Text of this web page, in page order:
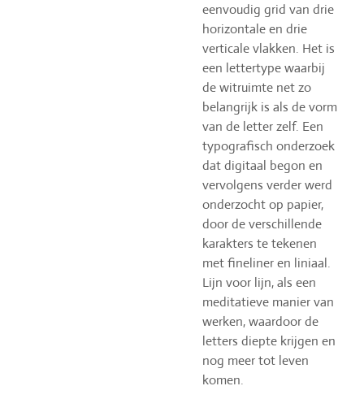
eenvoudig grid van drie
horizontale en drie
verticale vlakken. Het is
een lettertype waarbij
de witruimte net zo
belangrijk is als de vorm
van de letter zelf. Een
typografisch onderzoek
dat digitaal begon en
vervolgens verder werd
onderzocht op papier,
door de verschillende
karakters te tekenen
met fineliner en liniaal.
Lijn voor lijn, als een
meditatieve manier van
werken, waardoor de
letters diepte krijgen en
nog meer tot leven
komen.